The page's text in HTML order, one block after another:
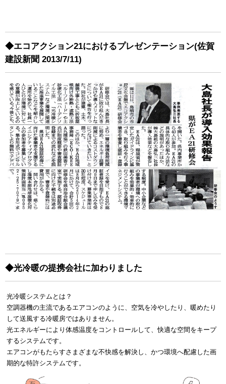
◆エコアクション21におけるプレゼンテーション(佐賀
建設新聞 2013/7/11)
◆光冷暖の提携会社に加わりました
光冷暖システムとは？
空調器機の主流であるエアコンのように、空気を冷やしたり、暖めたり
して送風する冷暖房ではありません。
光エネルギーにより体感温度をコントロールして、快適な空間をキープ
するシステムです。
エアコンがもたらすさまざまな不快感を解決し、かつ環境へ配慮した画
期的な特許システムです。